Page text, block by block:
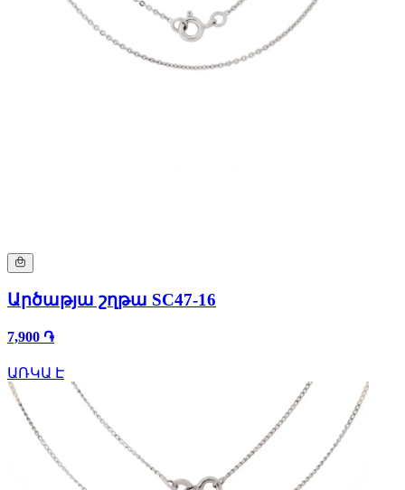
Արծաթյա շղթա SC47-16
7,900 ֏
ԱՌԿԱ Է